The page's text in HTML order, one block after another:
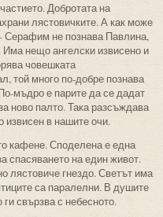
Добротата на
лястовичките. А как може
Серафим не познава Павлина,
Има нещо ангелски извисено и
човешката
той много по-добре познава
мъдро е парите да се дадат
ново палто. Така разсъждава
извисен в нашите очи.
кафене. Споделена е една
спасяването на един живот.
лястовиче гнездо. Светът има
са паралелни. В душите
свързва с небесното.